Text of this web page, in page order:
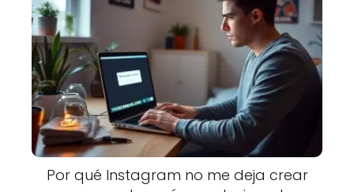
Por qué Instagram no me deja crear